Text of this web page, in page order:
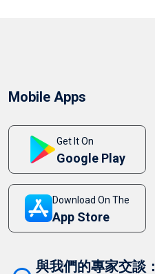
Mobile Apps
Get It On
Google Play
Download On The
App Store
與我們的專家交談：